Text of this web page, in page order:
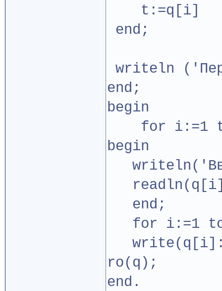
t:=q[i]
end;
writeln
end;
begin
for i:=1
begin
end;
for i:=1 to
ro(q);
end.